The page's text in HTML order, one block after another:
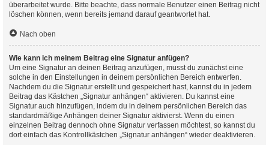
überarbeitet wurde. Bitte beachte, dass normale Benutzer einen Beitrag nicht
löschen können, wenn bereits jemand darauf geantwortet hat.
Nach oben
Wie kann ich meinem Beitrag eine Signatur anfügen?
Um eine Signatur an deinen Beitrag anzufügen, musst du zunächst eine
solche in den Einstellungen in deinem persönlichen Bereich entwerfen.
Nachdem du die Signatur erstellt und gespeichert hast, kannst du in jedem
Beitrag das Kästchen „Signatur anhängen“ aktivieren. Du kannst eine
Signatur auch hinzufügen, indem du in deinem persönlichen Bereich das
standardmäßige Anhängen deiner Signatur aktivierst. Wenn du einen
einzelnen Beitrag dennoch ohne Signatur verfassen möchtest, so kannst du
dort einfach das Kontrollkästchen „Signatur anhängen“ wieder deaktivieren.